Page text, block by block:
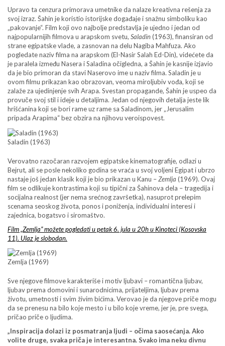
Upravo ta cenzura primorava umetnike da nalaze kreativna rešenja za
svoj izraz. Šahin je koristio istorijske događaje i snažnu simboliku kao
„pakovanje“. Film koji ovo najbolje predstavlja je ujedno i jedan od
najpopularnijih filmova u arapskom svetu, Saladin(1963), finansiran od
strane egipatske vlade, a zasnovan na delu Nagiba Mahfuza. Ako
pogledate naziv filma na arapskom (El-Nasir Salah Ed-Din), videćete da
je paralela između Nasera i Saladina očigledna, a Šahin je kasnije izjavio
da je bio primoran da stavi Naserovo ime u naziv filma. Saladin je u
ovom filmu prikazan kao obrazovan, veoma miroljubiv vođa, koji se
zalaže za ujedinjenje svih Arapa. Svestan propagande, Šahin je uspeo da
provuče svoj stil i ideje u detaljima. Jedan od njegovih detalja jeste lik
hrišćanina koji se bori rame uz rame sa Saladinom, jer „Jerusalim
pripada Arapima“ bez obzira na njihovu veroispovest.
Saladin (1963)
Verovatno razočaran razvojem egipatske kinematografije, odlazi u
Bejrut, ali se posle nekoliko godina se vraća u svoj voljeni Egipat i ubrzo
nastaje još jedan klasik koji je bio prikazan u Kanu –Zemlja (1969). Ovaj
film se odlikuje kontrastima koji su tipični za Šahinova dela – tragedija i
socijalna realnost (jer nema srećnog završetka), nasuprot prelepim
scenama seoskog života, ponos i poniženja, individualni interesi i
zajednica, bogatsvo i siromaštvo.
Film „Zemlja” možete pogledati u petak 6. jula u 20h u Kinoteci (Kosovska
11). Ulaz je slobodan.
Zemlja (1969)
Sve njegove filmove karakteriše i motiv ljubavi – romantična ljubav,
ljubav prema domovini i sunarodnicima, prijateljima, ljubav prema
životu, umetnosti i svim živim bićima. Verovao je da njegove priče mogu
da se prenesu na bilo koje mesto i u bilo koje vreme, jer je, pre svega,
pričao priče o ljudima.
„Inspiracija dolazi iz posmatranja ljudi – očima saosećanja. Ako
volite druge, svaka priča je interesantna. Svako ima neku divnu